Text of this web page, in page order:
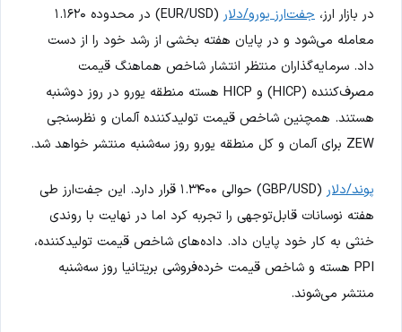
در بازار ارز، جفت‌ارز یورو/دلار
(EUR/USD) در محدوده ۱.۱۶۲۰
معامله می‌شود و در پایان هفته بخشی از رشد خود را از دست
داد. سرمایه‌گذاران منتظر انتشار شاخص هماهنگ قیمت
مصرف‌کننده (HICP) و HICP هسته منطقه یورو در روز دوشنبه
هستند. همچنین شاخص قیمت تولیدکننده آلمان و نظرسنجی
ZEW برای آلمان و کل منطقه یورو روز سه‌شنبه منتشر خواهد شد.
پوند/دلار
(GBP/USD) حوالی ۱.۳۴۰۰ قرار دارد. این جفت‌ارز طی
هفته نوسانات قابل‌توجهی را تجربه کرد اما در نهایت با روندی
خنثی به کار خود پایان داد. داده‌های شاخص قیمت تولیدکننده،
PPI هسته و شاخص قیمت خرده‌فروشی بریتانیا روز سه‌شنبه
منتشر می‌شوند.